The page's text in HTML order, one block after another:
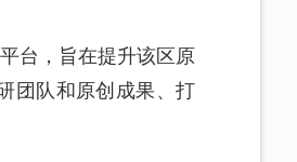
台，旨在提升该区原
团队和原创成果、打